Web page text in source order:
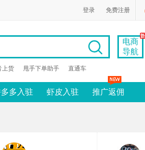
登录 免费注册
上货 甩手下单助手 直通车
电商
导航
多入驻 虾皮入驻 推广返佣